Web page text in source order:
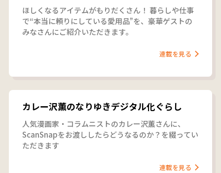
ほしくなるアイテムがもりだくさん！ 暮らしや仕事
で“本当に頼りにしている愛用品”を、豪華ゲストの
みなさんにご紹介いただきます。
連載を見る
カレー沢薫のなりゆきデジタル化ぐらし
人気漫画家・コラムニストのカレー沢薫さんに、
ScanSnapをお渡ししたらどうなるのか？を綴ってい
ただきます
連載を見る